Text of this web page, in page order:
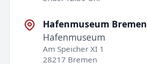
Hafenmuseum Bremen
Hafenmuseum
Am Speicher XI 1
28217 Bremen